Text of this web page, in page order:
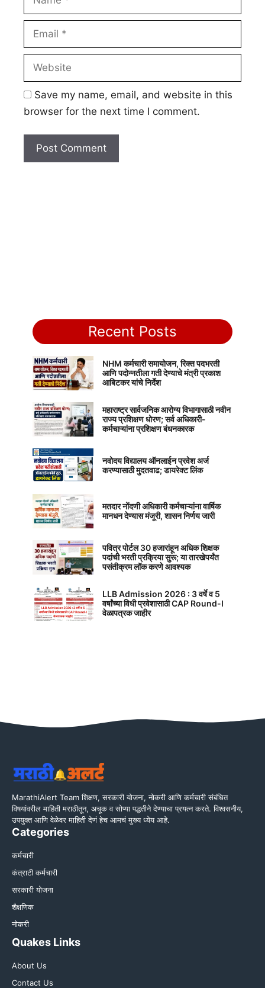
Email
Website
Save my name, email, and website in this
browser for the next time I comment.
Recent Posts
NHM कर्मचारी समायोजन, रिक्त पदभरती
आणि पदोन्नतीला गती देण्याचे मंत्री प्रकाश
आबिटकर यांचे निर्देश
महाराष्ट्र सार्वजनिक आरोग्य विभागासाठी नवीन
राज्य प्रशिक्षण धोरण; सर्व अधिकारी-
कर्मचाऱ्यांना प्रशिक्षण बंधनकारक
नवोदय विद्यालय ऑनलाईन प्रवेश अर्ज
करण्यासाठी मुदतवाढ; डायरेक्ट लिंक
मतदार नोंदणी अधिकारी कर्मचाऱ्यांना वार्षिक
मानधन देण्यास मंजूरी, शासन निर्णय जारी
पवित्र पोर्टल 30 हजारांहून अधिक शिक्षक
पदांची भरती प्रक्रिया सुरू; या तारखेपर्यंत
पसंतीक्रम लॉक करणे आवश्यक
LLB Admission 2026 : 3 वर्षे व 5
वर्षांच्या विधी प्रवेशासाठी CAP Round-I
वेळापत्रक जाहीर
MarathiAlert Team शिक्षण, सरकारी योजना, नोकरी आणि कर्मचारी संबंधित
विषयांवरील माहिती मराठीतून, अचूक व सोप्या पद्धतीने देण्याचा प्रयत्न करते. विश्वसनीय,
उपयुक्त आणि वेळेवर माहिती देणं हेच आमचं मुख्य ध्येय आहे.
Categories
कर्मचारी
कंत्राटी कर्मचारी
सरकारी योजना
शैक्षणिक
नोकरी
Quakes Links
About Us
Contact Us